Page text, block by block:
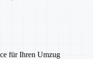
für Ihren Umzug